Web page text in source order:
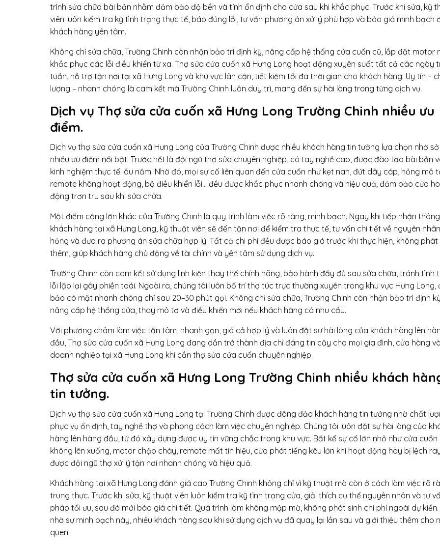
trình sửa chữa bài bản nhằm đảm bảo độ bền và tính ổn định cho cửa sau khi khắc phục. Trước khi sửa, kỹ
viên luôn kiểm tra kỹ tình trạng thực tế, báo đúng lỗi, tư vấn phương án xử lý phù hợp và báo giá minh bạch
khách hàng yên tâm.
Không chỉ sửa chữa, Trường Chinh còn nhận bảo trì định kỳ, nâng cấp hệ thống cửa cuốn cũ, lắp đặt motor
khắc phục các lỗi điều khiển từ xa. Thợ sửa cửa cuốn xã Hưng Long hoạt động xuyên suốt tất cả các ngày
tuần, hỗ trợ tận nơi tại xã Hưng Long và khu vực lân cận, tiết kiệm tối đa thời gian cho khách hàng. Uy tín –
lượng – nhanh chóng là cam kết mà Trường Chinh luôn duy trì, mang đến sự hài lòng trong từng dịch vụ.
Dịch vụ Thợ sửa cửa cuốn xã Hưng Long Trường Chinh nhiều ưu
điểm.
Dịch vụ thợ sửa cửa cuốn xã Hưng Long của Trường Chinh được nhiều khách hàng tin tưởng lựa chọn nhờ sở
nhiều ưu điểm nổi bật. Trước hết là đội ngũ thợ sửa chuyên nghiệp, có tay nghề cao, được đào tạo bài bản
kinh nghiệm thực tế lâu năm. Nhờ đó, mọi sự cố liên quan đến cửa cuốn như kẹt nan, đứt dây cáp, hỏng mô
remote không hoạt động, bộ điều khiển lỗi… đều được khắc phục nhanh chóng và hiệu quả, đảm bảo cửa
động trơn tru sau khi sửa chữa.
Một điểm cộng lớn khác của Trường Chinh là quy trình làm việc rõ ràng, minh bạch. Ngay khi tiếp nhận
khách hàng tại xã Hưng Long, kỹ thuật viên sẽ đến tận nơi để kiểm tra thực tế, tư vấn chi tiết về nguyên
hỏng và đưa ra phương án sửa chữa hợp lý. Tất cả chi phí đều được báo giá trước khi thực hiện, không phát
thêm, giúp khách hàng chủ động về tài chính và yên tâm sử dụng dịch vụ.
Trường Chinh còn cam kết sử dụng linh kiện thay thế chính hãng, bảo hành đầy đủ sau sửa chữa, tránh tình
lỗi lặp lại gây phiền toái. Ngoài ra, chúng tôi luôn bố trí thợ túc trực thường xuyên trong khu vực Hưng Long,
bảo có mặt nhanh chóng chỉ sau 20–30 phút gọi. Không chỉ sửa chữa, Trường Chinh còn nhận bảo trì định
nâng cấp hệ thống cửa, thay mô tơ và điều khiển mới nếu khách hàng có nhu cầu.
Với phương châm làm việc tận tâm, nhanh gọn, giá cả hợp lý và luôn đặt sự hài lòng của khách hàng lên
đầu, Thợ sửa cửa cuốn xã Hưng Long đang dần trở thành địa chỉ đáng tin cậy cho mọi gia đình, cửa hàng và
doanh nghiệp tại xã Hưng Long khi cần thợ sửa cửa cuốn chuyên nghiệp.
Thợ sửa cửa cuốn xã Hưng Long Trường Chinh nhiều khách
tin tưởng.
Dịch vụ thợ sửa cửa cuốn xã Hưng Long tại Trường Chinh được đông đảo khách hàng tin tưởng nhờ chất
phục vụ ổn định, tay nghề thợ và phong cách làm việc chuyên nghiệp. Chúng tôi luôn đặt sự hài lòng của
hàng lên hàng đầu, từ đó xây dựng được uy tín vững chắc trong khu vực. Bất kể sự cố lớn nhỏ như cửa cuốn
không lên xuống, motor chập cháy, remote mất tín hiệu, cửa phát tiếng kêu lớn khi hoạt động hay bị lệch
được đội ngũ thợ xử lý tận nơi nhanh chóng và hiệu quả.
Khách hàng tại xã Hưng Long đánh giá cao Trường Chinh không chỉ vì kỹ thuật mà còn ở cách làm việc rõ
trung thực. Trước khi sửa, kỹ thuật viên luôn kiểm tra kỹ tình trạng cửa, giải thích cụ thể nguyên nhân và tư
pháp tối ưu, sau đó mới báo giá chi tiết. Quá trình làm không mập mờ, không phát sinh chi phí ngoài dự kiến.
nhờ sự minh bạch này, nhiều khách hàng sau khi sử dụng dịch vụ đã quay lại lần sau và giới thiệu thêm cho
quen.